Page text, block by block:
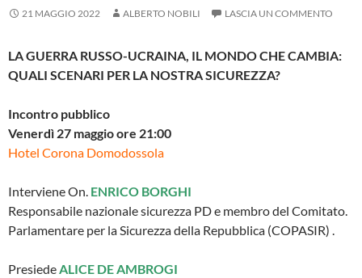
21 MAGGIO 2022 ALBERTO NOBILI LASCIA UN COMMENTO
LA GUERRA RUSSO-UCRAINA, IL MONDO CHE CAMBIA:
QUALI SCENARI PER LA NOSTRA SICUREZZA?
Incontro pubblico
Venerdì 27 maggio ore 21:00
Hotel Corona Domodossola
Interviene On. ENRICO BORGHI
Responsabile nazionale sicurezza PD e membro del Comitato.
Parlamentare per la Sicurezza della Repubblica (COPASIR) .
PresiedeALICE DE AMBROGI